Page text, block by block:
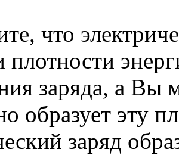
что
плотности
заряда, а Вы
образует эту
заряд